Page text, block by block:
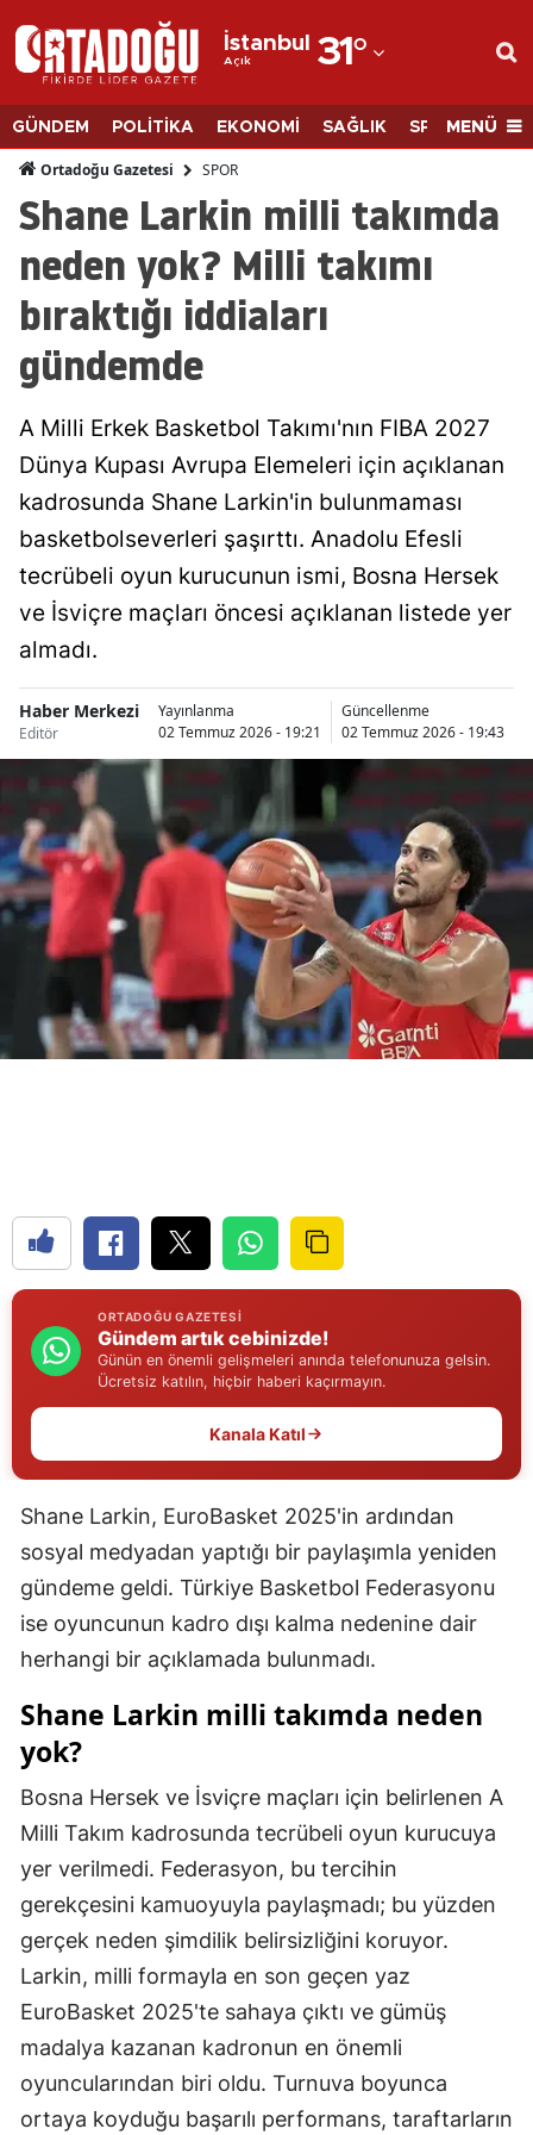
İstanbul
Açık 31°
Adana
Adıyaman
Ağrı
Amasya
Ankara
Aydın
Balıkesir
Bilecik
Bingöl
Burdur
Bursa
Çanakkale
Çankırı
Çorum
Denizli
Diyarbakır
Erzurum
Eskişehir
Gaziantep
Giresun
Gümüşhane
Hakkari
Isparta
Mersin
İzmir
Kastamonu
Kayseri
Kırklareli
Kırşehir
Kocaeli
Konya
Kütahya
GÜNDEM POLİTİKA EKONOMİ SAĞLIK SPORMENÜ
Ortadoğu Gazetesi SPOR
Shane Larkin milli takımda
neden yok? Milli takımı
bıraktığı iddiaları
gündemde
A Milli Erkek Basketbol Takımı'nın FIBA 2027
Dünya Kupası Avrupa Elemeleri için açıklanan
kadrosunda Shane Larkin'in bulunmaması
basketbolseverleri şaşırttı. Anadolu Efesli
tecrübeli oyun kurucunun ismi, Bosna Hersek
ve İsviçre maçları öncesi açıklanan listede yer
almadı.
Haber Merkezi
Editör
Yayınlanma
02 Temmuz 2026 - 19:21
Güncellenme
02 Temmuz 2026 - 19:43
ORTADOĞU GAZETESI
Gündem artık cebinizde!
Günün en önemli gelişmeleri anında telefonunuza gelsin.
Ücretsiz katılın, hiçbir haberi kaçırmayın.
Kanala Katıl
Shane Larkin, EuroBasket 2025'in ardından
sosyal medyadan yaptığı bir paylaşımla yeniden
gündeme geldi. Türkiye Basketbol Federasyonu
ise oyuncunun kadro dışı kalma nedenine dair
herhangi bir açıklamada bulunmadı.
Shane Larkin milli takımda neden
yok?
Bosna Hersek ve İsviçre maçları için belirlenen A
Milli Takım kadrosunda tecrübeli oyun kurucuya
yer verilmedi. Federasyon, bu tercihin
gerekçesini kamuoyuyla paylaşmadı; bu yüzden
gerçek neden şimdilik belirsizliğini koruyor.
Larkin, milli formayla en son geçen yaz
EuroBasket 2025'te sahaya çıktı ve gümüş
madalya kazanan kadronun en önemli
oyuncularından biri oldu. Turnuva boyunca
ortaya koyduğu başarılı performans, taraftarların